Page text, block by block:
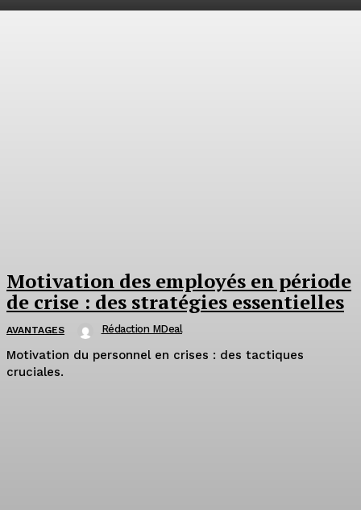
Motivation des employés en période
de crise : des stratégies essentielles
AVANTAGES Rédaction MDeal
Motivation du personnel en crises : des tactiques
cruciales.